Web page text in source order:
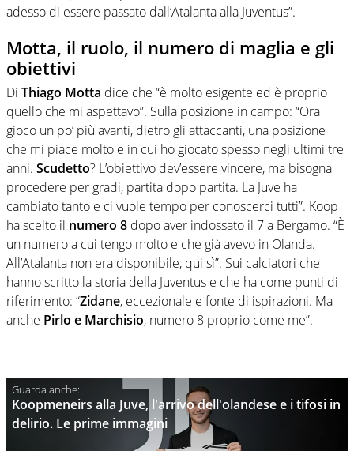
adesso di essere passato dall’Atalanta alla Juventus”.
Motta, il ruolo, il numero di maglia e gli
obiettivi
Di Thiago Motta dice che “è molto esigente ed è proprio
quello che mi aspettavo”. Sulla posizione in campo: “Ora
gioco un po’ più avanti, dietro gli attaccanti, una posizione
che mi piace molto e in cui ho giocato spesso negli ultimi tre
anni. Scudetto? L’obiettivo dev’essere vincere, ma bisogna
procedere per gradi, partita dopo partita. La Juve ha
cambiato tanto e ci vuole tempo per conoscerci tutti”. Koop
ha scelto il numero 8 dopo aver indossato il 7 a Bergamo. “È
un numero a cui tengo molto e che già avevo in Olanda.
All’Atalanta non era disponibile, qui sì”. Sui calciatori che
hanno scritto la storia della Juventus e che ha come punti di
riferimento: “Zidane, eccezionale e fonte di ispirazioni. Ma
anche Pirlo e Marchisio, numero 8 proprio come me”.
Koopmeneirs alla Juve, l'arrivo dell'olandese e i tifosi in
delirio. Le prime immagini